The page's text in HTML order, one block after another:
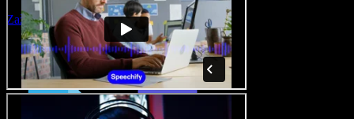
Zaženi Studio